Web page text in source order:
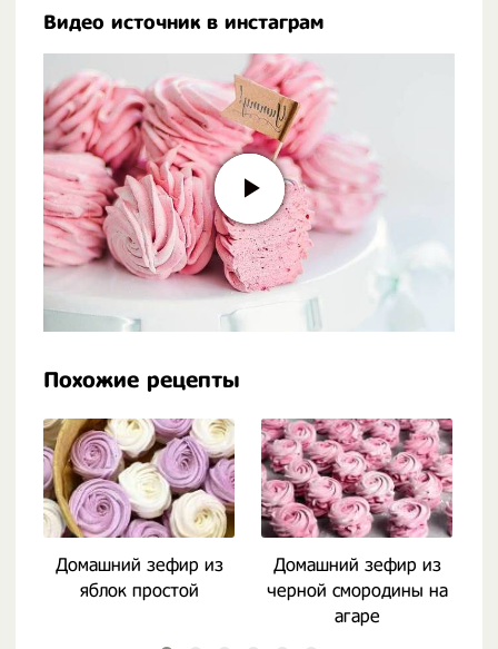
Видео источник в инстаграм
Похожие рецепты
Домашний зефир из
яблок простой
Домашний зефир из
черной смородины на
агаре